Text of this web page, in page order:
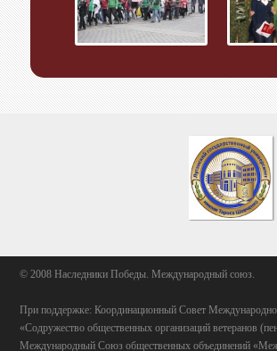
© 2008 Наследники Победы. Международный союз.
При поддержке: Координационный Совет
«Содружество общественных организаций ветеранов
Международный Союз общественных объединений